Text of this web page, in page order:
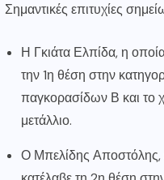
Σημαντικές επιτυχίες
Η Γκιάτα Ελπίδα, η
την 1η θέση στην
παγκορασίδων Β και το
μετάλλιο.
Ο Μπελίδης Αποστόλης,